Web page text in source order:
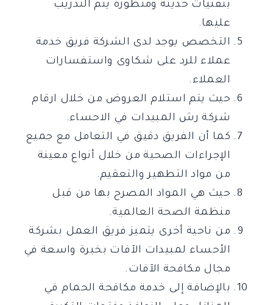
بتقنيات حديثة ومتطورة يتم التدريب
عليها.
التخصص يوجد لدى الشركة فريق خدمة
عملاء للرد على شكاوى واستفسارات
العملاء.
حيث يتم استلام العروض من خلال ارقام
شركة رش المبيدات في الاحساء.
كما أن الفريق دقيق في التعامل مع جميع
الإجراءات الصحية من خلال أنواع معينة
من مواد التطهير والتعقيم.
حيث هي المواد المصرح بها من قبل
منظمة الصحة العالمية.
من ناحية أخرى يتميز فريق العمل بشركة
الأحساء لمبيدات الآفات بخبرة واسعة في
مجال مكافحة الآفات.
بالإضافة إلى خدمة مكافحة الحمام في